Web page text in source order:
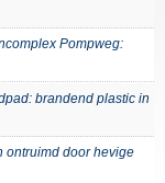
Pompweg:
brandend plastic in
ontruimd door hevige